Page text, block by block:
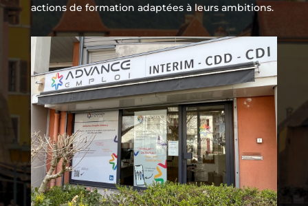
actions de formation adaptées à leurs ambitions.